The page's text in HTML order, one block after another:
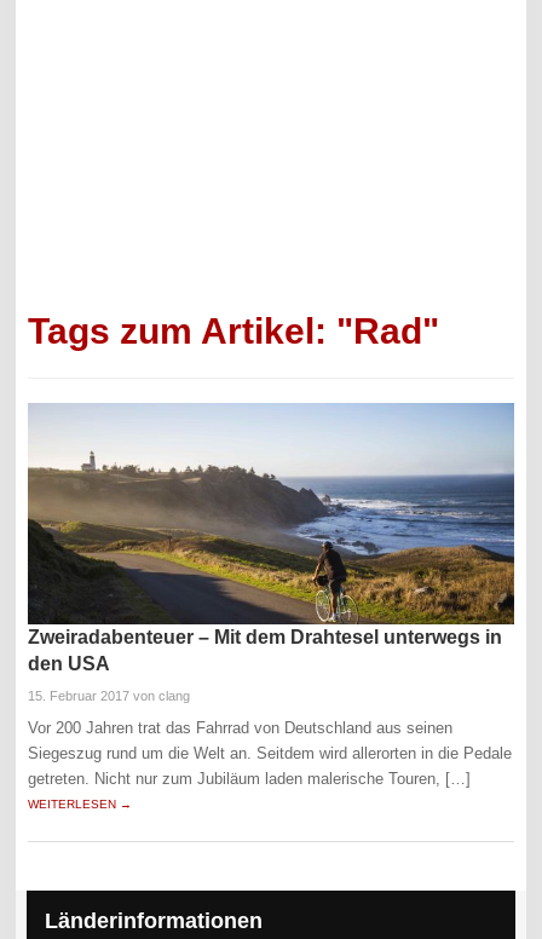
Tags zum Artikel: "Rad"
Zweiradabenteuer – Mit dem Drahtesel unterwegs in
den USA
15. Februar 2017 von clang
Vor 200 Jahren trat das Fahrrad von Deutschland aus seinen
Siegeszug rund um die Welt an. Seitdem wird allerorten in die Pedale
getreten. Nicht nur zum Jubiläum laden malerische Touren, […]
WEITERLESEN →
Länderinformationen